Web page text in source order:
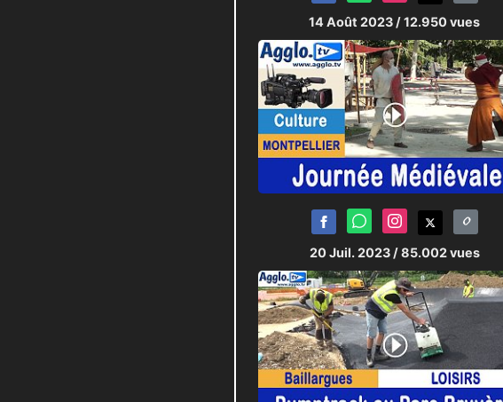
14 Août 2023 / 12.950 vues
20 Juil. 2023 / 85.002 vues